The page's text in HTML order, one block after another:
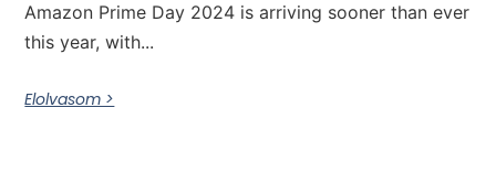
Amazon Prime Day 2024 is arriving sooner than ever
this year, with...
Elolvasom >